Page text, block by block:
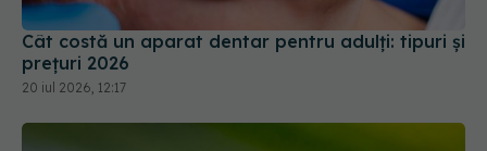
Cât costă un aparat dentar pentru adulți: tipuri și
prețuri 2026
20 iul 2026, 12:17